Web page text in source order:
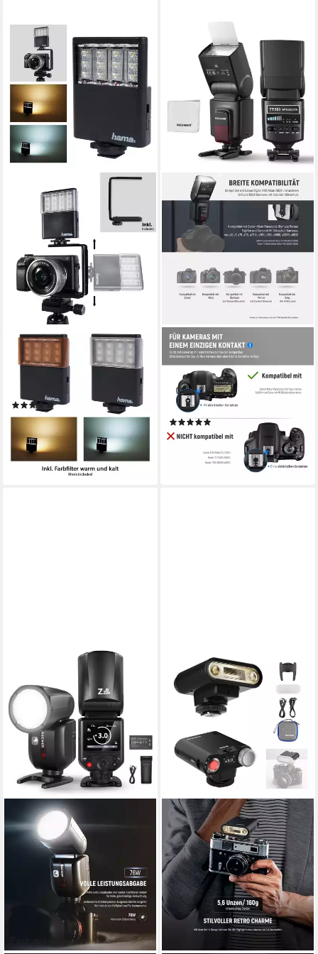
HAMA
LED Panel Flächen-Lampe
Blitzgerät, (Kamera-Licht)
(2)
18,90 € UVP75,00 €
-75%
lieferbar - in 2-3 Werktagen bei dir
NEEWER
TT560 Blitz für Canon, Sony,
Nikon DSLR mit Tasche &
Zubehör Blitzgerät, (eine 8
stufige Leistungsregelung)
51,98 € UVP73,99 €
lieferbar - in 3-4 Werktagen bei dir
Fast ausverkauft